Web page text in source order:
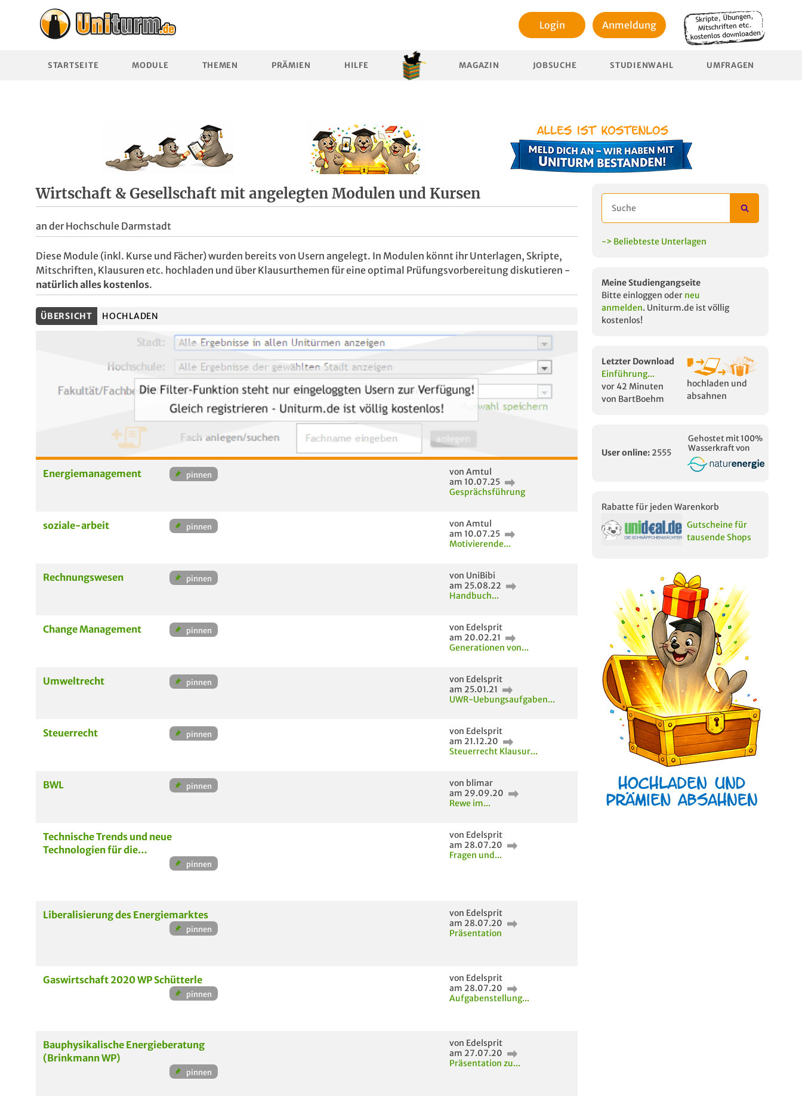
Login Anmeldung
STARTSEITE MODULE THEMEN PRÄMIEN HILFE MAGAZIN JOBSUCHE STUDIENWAHL UMFRAGEN
Wirtschaft & Gesellschaft mit angelegten Modulen und Kursen
an der Hochschule Darmstadt
Diese Module (inkl. Kurse und Fächer) wurden bereits von Usern angelegt. In Modulen könnt ihr Unterlagen, Skripte,
Mitschriften, Klausuren etc. hochladen und über Klausurthemen für eine optimal Prüfungsvorbereitung diskutieren -
natürlich alles kostenlos.
ÜBERSICHT HOCHLADEN
Energiemanagement
von Amtul
am 10.07.25
Gesprächsführung
soziale-arbeit
von Amtul
am 10.07.25
Motivierende...
Rechnungswesen
von UniBibi
am 25.08.22
Handbuch...
Change Management
von Edelsprit
am 20.02.21
Generationen von...
Umweltrecht
von Edelsprit
am 25.01.21
UWR-Uebungsaufgaben...
Steuerrecht
von Edelsprit
am 21.12.20
Steuerrecht Klausur...
BWL
von blimar
am 29.09.20
Rewe im...
Technische Trends und neue
Technologien für die
von Edelsprit
am 28.07.20
Fragen und...
Liberalisierung des Energiemarktes
von Edelsprit
am 28.07.20
Präsentation
Gaswirtschaft 2020 WP Schütterle
von Edelsprit
am 28.07.20
Aufgabenstellung...
Bauphysikalische Energieberatung
(Brinkmann WP)
von Edelsprit
am 27.07.20
Präsentation zu...
-> Beliebteste Unterlagen
Meine Studiengangseite
Bitte einloggen oder neu
anmelden. Uniturm.de ist völlig
kostenlos!
Letzter Download
Einführung...
vor 42 Minuten
von BartBoehm
hochladen und
absahnen
User online: 2555
Gehostet mit 100%
Wasserkraft von
Rabatte für jeden Warenkorb
Gutscheine für
tausende Shops